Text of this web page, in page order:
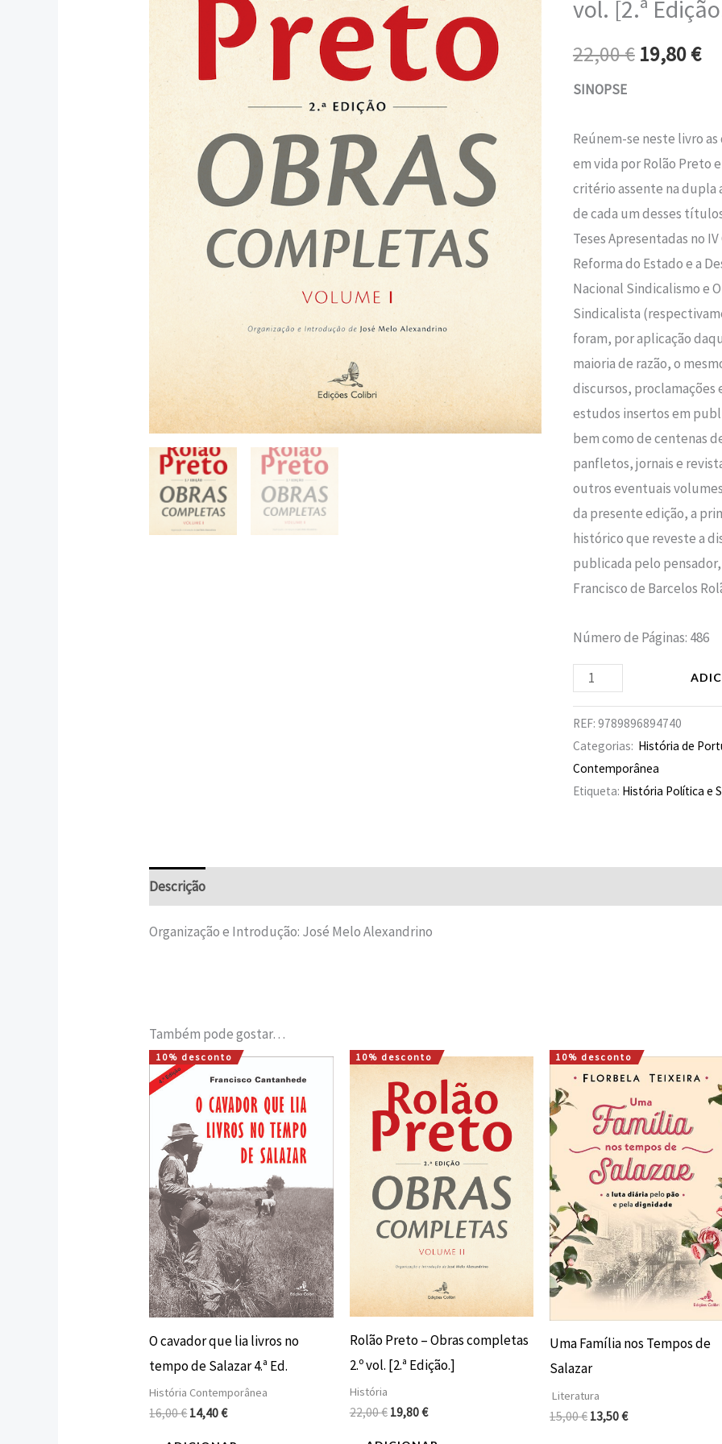
vol. [2.ª
22,00€
era:
22,00 €.
19,80€
é:
SINOPSE
Reúnem-se neste livro
em vida por Rolão Preto
critério assente na
de cada um desses
Teses Apresentadas no
Reforma do Estado e a
Nacional Sindicalismo e
Sindicalista
foram, por aplicação
maioria de razão, o
discursos, proclamações
estudos insertos em
bem como de centenas
panfletos, jornais e
outros eventuais
da presente edição, a
histórico que reveste a
publicada pelo
Francisco de Barcelos
Número de Páginas: 486
Obras
1.º
vol.
Edição.]
REF: 9789896894740
Categorias: História de
Contemporânea
Etiqueta: História Política e
Descrição
Organização e Introdução: José Melo Alexandrino
Também pode gostar…
10% desconto
O cavador que lia livros no
tempo de Salazar 4.ª Ed.
História Contemporânea
16,00€
O
preço
original
era:
16,00 €.
14,40€
O
preço
atual
é:
14,40 €.
10% desconto
Rolão Preto – Obras completas
2.º vol. [2.ª Edição.]
História
22,00€
O
preço
original
era:
22,00 €.
19,80€
O
preço
atual
é:
19,80 €.
10% desconto
Uma Família nos Tempos de
Salazar
Literatura
15,00€
O
preço
era:
15,00 €.
13,50€
O
preço
é:
13,50 €.